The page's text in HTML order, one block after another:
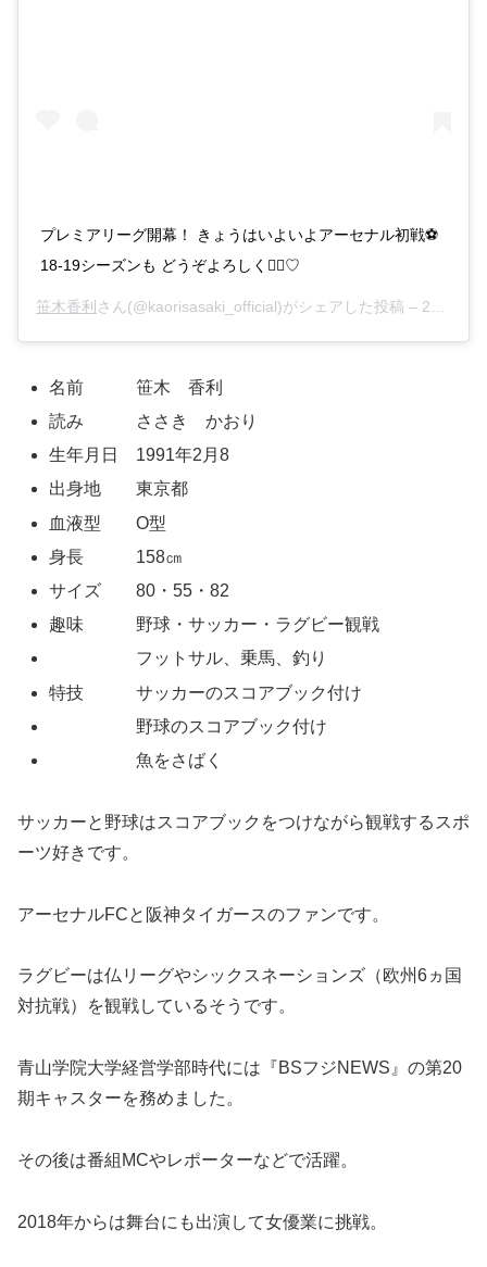
プレミアリーグ開幕！ きょうはいよいよアーセナル初戦⚽️
18-19シーズンも どうぞよろしく🙇‍♂️♡
笹木香利 さん(@kaorisasaki_official)がシェアした投稿 – 2018年 8月月12日午前7時36分PDT
名前 笹木 香利
読み ささき かおり
生年月日 1991年2月8
出身地 東京都
血液型 O型
身長 158㎝
サイズ 80・55・82
趣味 野球・サッカー・ラグビー観戦
フットサル、乗馬、釣り
特技 サッカーのスコアブック付け
野球のスコアブック付け
魚をさばく
サッカーと野球はスコアブックをつけながら観戦するスポ
ーツ好きです。
アーセナルFCと阪神タイガースのファンです。
ラグビーは仏リーグやシックスネーションズ（欧州6ヵ国
対抗戦）を観戦しているそうです。
青山学院大学経営学部時代には『BSフジNEWS』の第20
期キャスターを務めました。
その後は番組MCやレポーターなどで活躍。
2018年からは舞台にも出演して女優業に挑戦。